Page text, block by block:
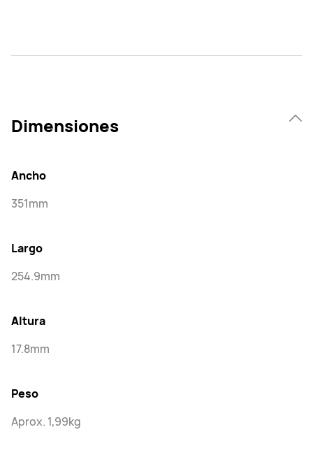
Dimensiones
Ancho
351mm
Largo
254.9mm
Altura
17.8mm
Peso
Aprox. 1,99kg